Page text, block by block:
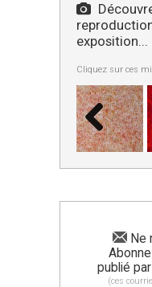
exposition...
Cliquez sur ces
Ne
publié
(ces